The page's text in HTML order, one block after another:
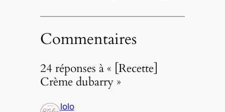
Commentaires
24 réponses à « [Recette]
Crème dubarry »
lolo